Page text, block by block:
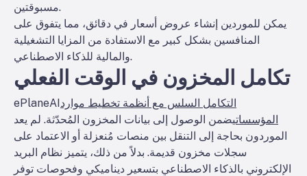
مسبوقتين.
يمكن للموردين إنشاء عروض أسعار في دقائق، مما يتفوق على
المنافسين بشكل كبير مع الاستفادة من المزايا التشغيلية
والمالية للذكاء الاصطناعي.
تكامل المخزون في الوقت الفعلي
ePlaneAIالتكامل السلس مع أنظمة تخطيط موارد
المؤسساتيضمن الوصول إلى بيانات المخزون المُحدّثة. لم يعد
الموردون بحاجة إلى التنقل بين منصات مُنعزلة أو الاعتماد على
سجلات مخزون قديمة. بدلاً من ذلك، يتميز نظام البريد
الإلكتروني بالذكاء الاصطناعي بتسعير ديناميكي وفحوصات توفر